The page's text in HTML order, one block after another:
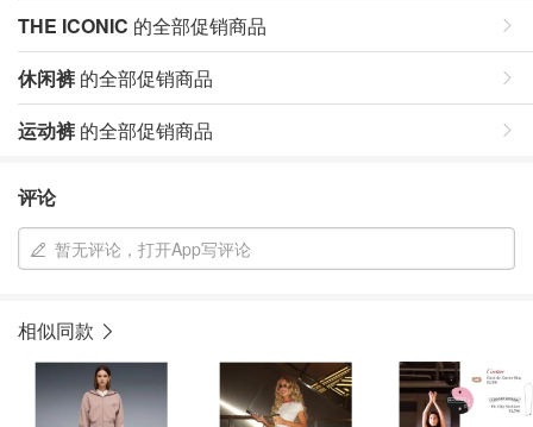
THE ICONIC 的全部促销商品
休闲裤 的全部促销商品
运动裤 的全部促销商品
评论
暂无评论，打开App写评论
相似同款